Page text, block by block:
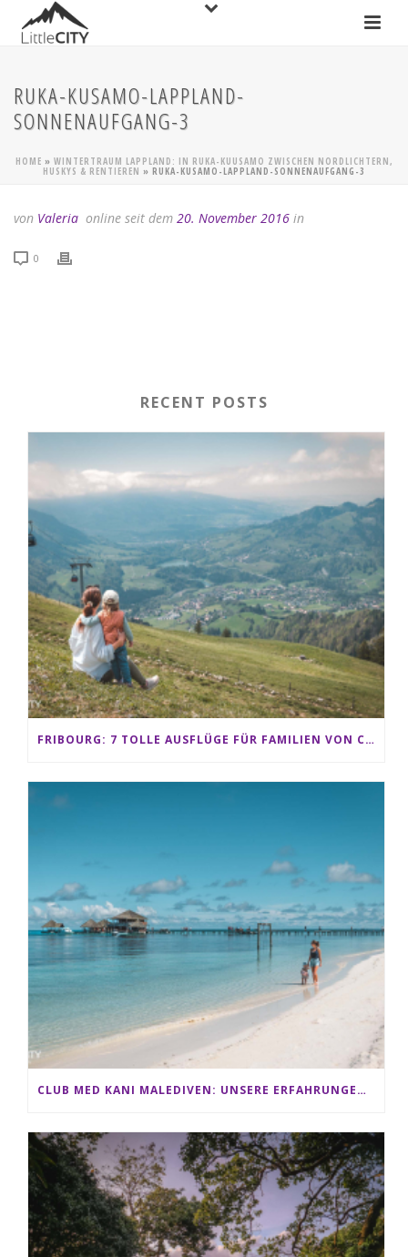
RUKA-KUSAMO-LAPPLAND-
SONNENAUFGANG-3
HOME » WINTERTRAUM LAPPLAND: IN RUKA-KUUSAMO ZWISCHEN NORDLICHTERN,
HUSKYS & RENTIEREN » RUKA-KUSAMO-LAPPLAND-SONNENAUFGANG-3
von Valeria online seit dem 20. November 2016 in
0
RECENT POSTS
FRIBOURG: 7 TOLLE AUSFLÜGE FÜR FAMILIEN VON CHARMEY BIS LES PACCOTS
CLUB MED KANI MALEDIVEN: UNSERE ERFAHRUNGEN IM ALL-INCLUSIVE PARADIES